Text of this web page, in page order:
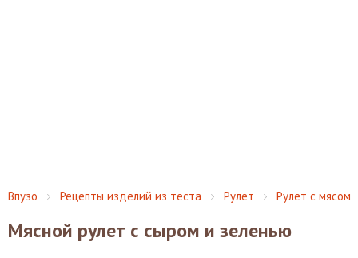
Впузо Рецепты изделий из теста Рулет Рулет с мясом
Мясной рулет с сыром и зеленью